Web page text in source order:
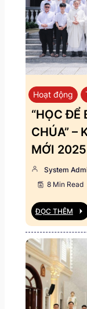
Hoạt động
“HỌC ĐỂ
CHÚA” –
MỚI
System
8 Min Read
ĐỌC THÊM